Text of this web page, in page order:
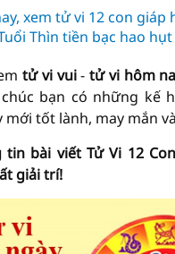
xem tử vi 12 con giáp
Thìn tiền bạc hao
tử vi vui-tử vi hôm
bạn có những kế
mới tốt lành, may mắn
tin bài viếtTử Vi 12
giải trí!